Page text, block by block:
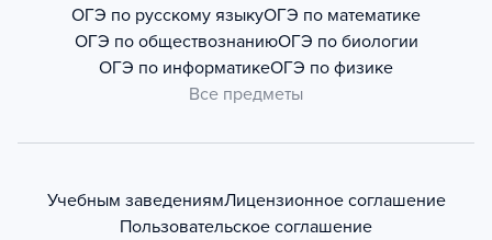
ОГЭ по русскому языкуОГЭ по математике
ОГЭ по обществознаниюОГЭ по биологии
ОГЭ по информатикеОГЭ по физике
Все предметы
Учебным заведениямЛицензионное соглашение
Пользовательское соглашение